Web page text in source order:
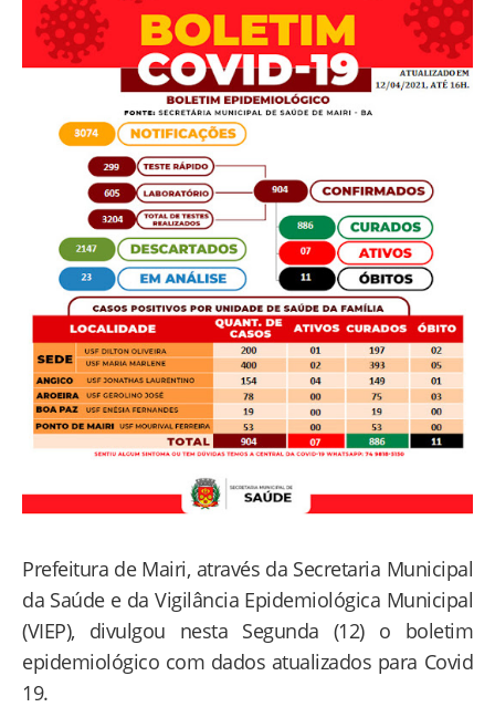
Prefeitura de Mairi, através da Secretaria Municipal
da Saúde e da Vigilância Epidemiológica Municipal
(VIEP), divulgou nesta Segunda (12) o boletim
epidemiológico com dados atualizados para Covid
19.